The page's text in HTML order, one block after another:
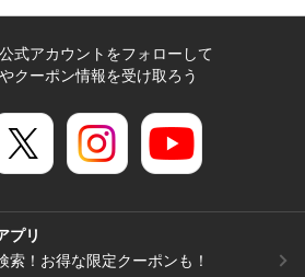
式アカウントをフォローして
クーポン情報を受け取ろう
プリ
索！お得な限定クーポンも！